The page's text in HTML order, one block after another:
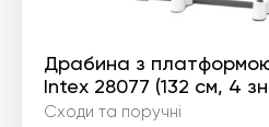
Драбина з
Intex 28077 (132 см, 4
Сходи та поручні